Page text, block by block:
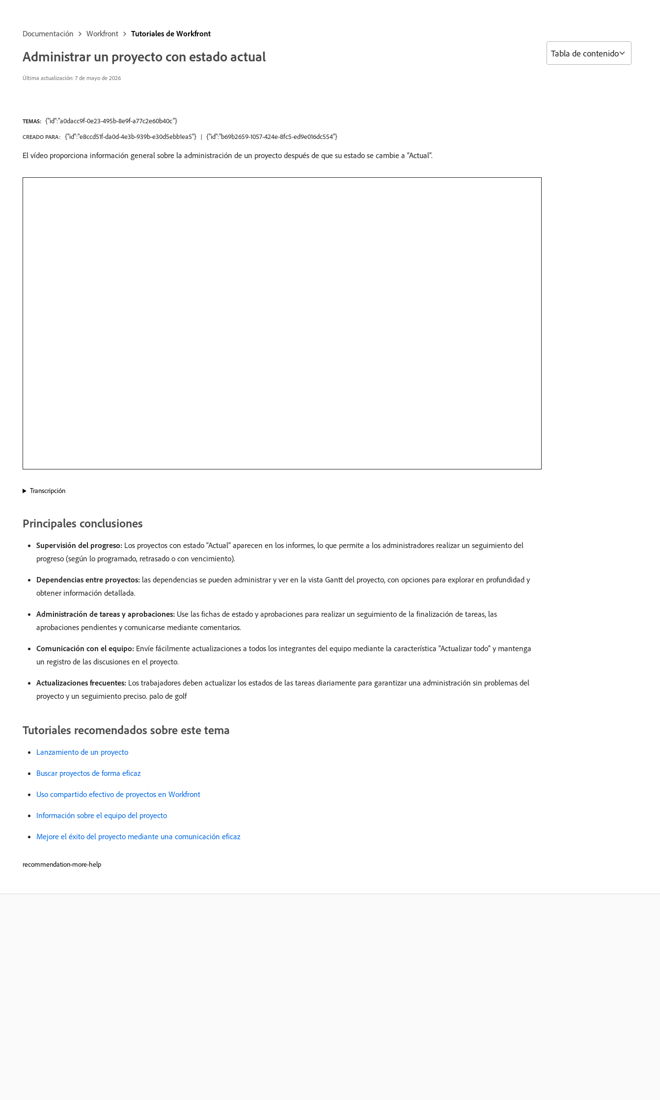
Documentación Workfront Tutoriales de Workfront
Administrar un proyecto con estado actual
Última actualización: 7 de mayo de 2026
TEMAS: {"id":"a0dacc9f-0e23-495b-8e9f-a77c2e60b40c"}
CREADO PARA: {"id":"e8ccd51f-da0d-4e3b-939b-e30d5ebb1ea5"} {"id":"b69b2659-1057-424e-8fc5-ed9e016dc554"}
El vídeo proporciona información general sobre la administración de un proyecto después de que su estado se cambie a “Actual”.
Transcripción
Principales conclusiones
Supervisión del progreso: Los proyectos con estado “Actual” aparecen en los informes, lo que permite a los administradores realizar un seguimiento del
progreso (según lo programado, retrasado o con vencimiento).
Dependencias entre proyectos: las dependencias se pueden administrar y ver en la vista Gantt del proyecto, con opciones para explorar en profundidad y
obtener información detallada.
Administración de tareas y aprobaciones: Use las fichas de estado y aprobaciones para realizar un seguimiento de la finalización de tareas, las
aprobaciones pendientes y comunicarse mediante comentarios.
Comunicación con el equipo: Envíe fácilmente actualizaciones a todos los integrantes del equipo mediante la característica “Actualizar todo” y mantenga
un registro de las discusiones en el proyecto.
Actualizaciones frecuentes: Los trabajadores deben actualizar los estados de las tareas diariamente para garantizar una administración sin problemas del
proyecto y un seguimiento preciso. palo de golf
Tutoriales recomendados sobre este tema
Lanzamiento de un proyecto
Buscar proyectos de forma eficaz
Uso compartido efectivo de proyectos en Workfront
Información sobre el equipo del proyecto
Mejore el éxito del proyecto mediante una comunicación eficaz
recommendation-more-help
Tabla de contenido